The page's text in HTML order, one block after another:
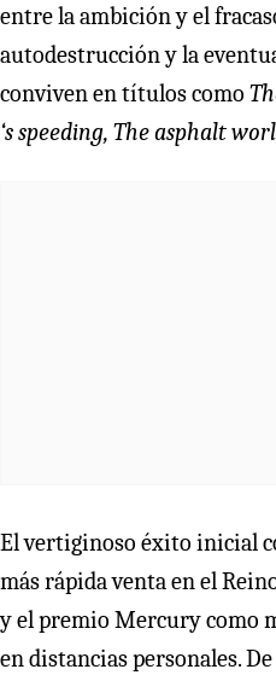
entre la ambición y el
autodestrucción y la
conviven en títulos como
‘s speeding, The asphalt
El vertiginoso éxito inicial
más rápida venta en el
y el premio Mercury como
en distancias personales.